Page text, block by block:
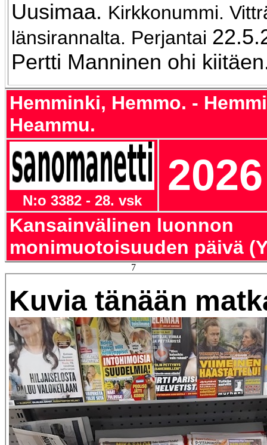
Uusimaa. Kirkkonummi.
länsirannalta. Perjantai
Pertti Manninen ohi
Hemminki, Hemmo. -
Heammu.
N:o 3382 - 28. vsk
2026
Kansainvälinen luonnon
monimuotoisuuden päivä
7
Kuvia tänään